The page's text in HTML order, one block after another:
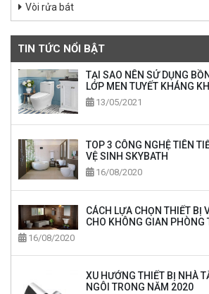
Vòi rửa bát
TIN TỨC NỔI BẬT
TẠI SAO NÊN SỬ DỤNG
LỚP MEN TUYẾT KHÁNG
13/05/2021
TOP 3 CÔNG NGHỆ TIÊN
VỆ SINH SKYBATH
16/08/2020
CÁCH LỰA CHỌN THIẾT BỊ
CHO KHÔNG GIAN PHÒNG
16/08/2020
XU HƯỚNG THIẾT BỊ NHÀ
NGÔI TRONG NĂM 2020